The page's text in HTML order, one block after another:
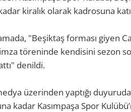
kiralık olarak kadrosuna
"Beşiktaş forması giyen
töreninde kendisini sezon
denildi.
üzerinden yaptığı
kadar Kasımpaşa Spor